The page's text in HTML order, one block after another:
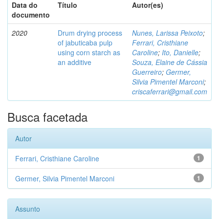
Data do
documento
Título Autor(es)
2020
Drum drying process
of jabuticaba pulp
using corn starch as
an additive
Nunes, Larissa Peixoto;
Ferrari, Cristhiane
Caroline; Ito, Danielle;
Souza, Elaine de Cássia
Guerreiro; Germer,
Silvia Pimentel Marconi;
criscaferrari@gmail.com
Busca facetada
Autor
1
Ferrari, Cristhiane Caroline
1
Germer, Silvia Pimentel Marconi
Assunto